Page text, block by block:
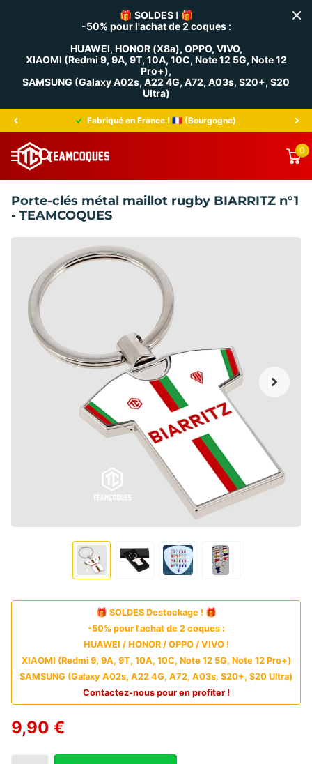
🎁 SOLDES ! 🎁
-50% pour l'achat de 2 coques :
HUAWEI, HONOR (X8a), OPPO, VIVO,
XIAOMI (Redmi 9, 9A, 9T, 10A, 10C, Note 12 5G, Note 12
Pro+),
SAMSUNG (Galaxy A02s, A22 4G, A72, A03s, S20+, S20
Ultra)
Fabriqué en France ! 🇫🇷 (Bourgogne)
0
Porte-clés métal maillot rugby BIARRITZ n°1
- TEAMCOQUES
🎁 SOLDES Destockage ! 🎁
-50% pour l'achat de 2 coques :
HUAWEI / HONOR / OPPO / VIVO !
XIAOMI (Redmi 9, 9A, 9T, 10A, 10C, Note 12 5G, Note 12 Pro+)
SAMSUNG (Galaxy A02s, A22 4G, A72, A03s, S20+, S20 Ultra)
Contactez-nous pour en profiter !
9,90 €